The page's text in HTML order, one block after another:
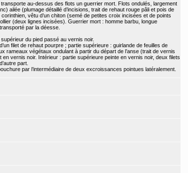
au-dessus des flots un guerrier mort. Flots ondulés, largement
ailée (plumage détaillé d’incisions, trait de rehaut rouge pâli et pois de
vêtu d’un chiton (semé de petites croix incisées et de points
(deux lignes incisées). Guerrier mort : homme barbu, longue
par la déesse.
du pied passé au vernis noir.
filet de rehaut pourpre ; partie supérieure : guirlande de feuilles de
rameaux végétaux ondulant à partir du départ de l’anse (trait de vernis
vernis noir. Intérieur : partie supérieure peinte en vernis noir, deux filets
part.
par l’intermédiaire de deux excroissances pointues latéralement.